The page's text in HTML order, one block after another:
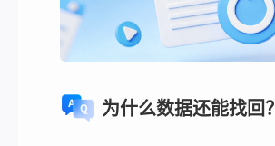
为什么数据还能找回？